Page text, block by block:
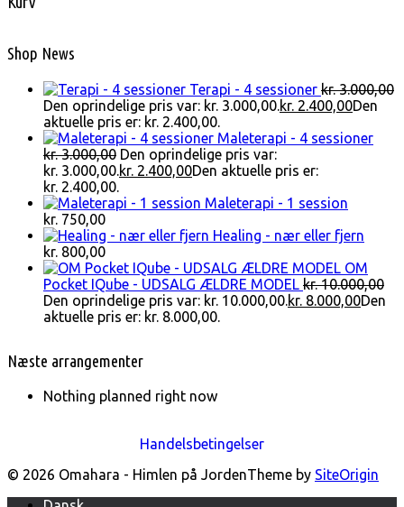
Shop News
Terapi - 4 sessioner kr.3.000,00
Den oprindelige pris var: kr. 3.000,00.kr. 2.400,00Den
aktuelle pris er: kr. 2.400,00.
Maleterapi - 4 sessioner
kr.3.000,00 Den oprindelige pris var:
kr. 3.000,00.kr. 2.400,00Den aktuelle pris er:
kr. 2.400,00.
Maleterapi - 1 session
kr. 750,00
Healing - nær eller fjern
kr. 800,00
OM
Pocket IQube - UDSALG ÆLDRE MODEL kr.10.000,00
Den oprindelige pris var: kr. 10.000,00.kr. 8.000,00Den
aktuelle pris er: kr. 8.000,00.
Næste arrangementer
Nothing planned right now
Handelsbetingelser
© 2026 Omahara - Himlen på JordenTheme by SiteOrigin